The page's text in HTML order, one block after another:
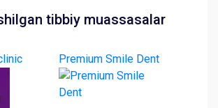
tibbiy muassasalar
Premium Smile Dent